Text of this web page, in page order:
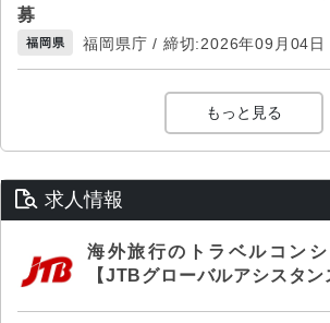
募
福岡県 福岡県庁 / 締切:2026年09月04日
もっと見る
求人情報
海外旅行のトラベルコン
【JTBグローバルアシスタン